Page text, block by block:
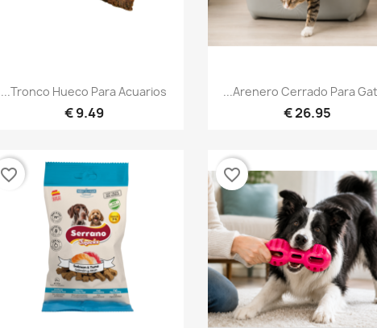
نظرة سريعة
Arenero Cerrado Para
26.95 €
نظرة سريعة
Tronco Hueco Para Acuarios...
9.49 €
favorite_border
favorite_border